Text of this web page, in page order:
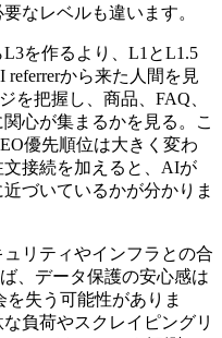
なレベルも違います。
を作るより、L1とL1.5
から来た人間を見
を把握し、商品、FAQ、
心が集まるかを見る。こ
優先順位は大きく変わ
接続を加えると、AIが
づいているかが分かりま
リティやインフラとの合
、データ保護の安心感は
失う可能性がありま
負荷やスクレイピングリ